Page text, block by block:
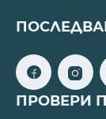
ПРОВЕРИ